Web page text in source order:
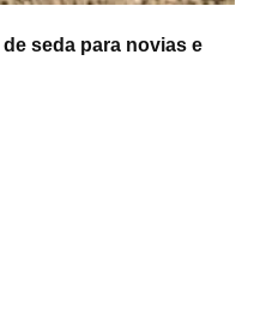
seda para novias e